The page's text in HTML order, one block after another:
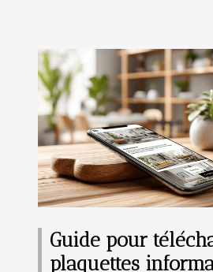
Guide pour
plaquettes